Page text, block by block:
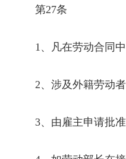
第27条
1、凡在劳动合同
2、涉及外籍劳动
3、由雇主申请批